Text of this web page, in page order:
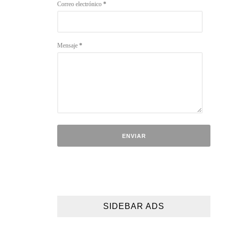
Correo electrónico *
Mensaje *
SIDEBAR ADS